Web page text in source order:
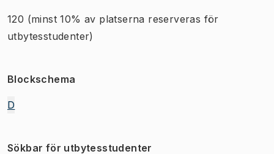
120 (minst 10% av platserna reserveras för
utbytesstudenter)
Blockschema
D
Sökbar för utbytesstudenter